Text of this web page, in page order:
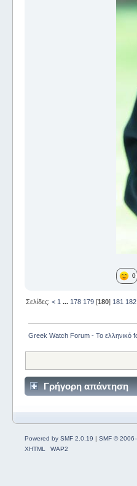
0
Σελίδες: < 1 ... 178 179[180] 181 182
Greek Watch Forum - Το ελληνικό
Γρήγορη απάντηση
Powered by SMF 2.0.19 | SMF ©
XHTML
WAP2